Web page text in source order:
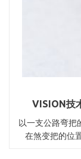
VISION技
以一支公路弯把
在煞变把的位